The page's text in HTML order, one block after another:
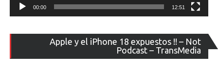
00:00 12:51
Apple y el iPhone 18 expuestos !! – Not
Podcast – TransMedia
de